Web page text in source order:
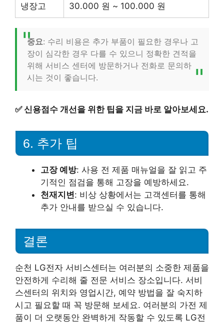
냉장고 30.000 원 ~ 100.000 원
중요: 수리 비용은 추가 부품이 필요한 경우나 고
장이 심각한 경우 다를 수 있으니 정확한 견적을
위해 서비스 센터에 방문하거나 전화로 문의하
시는 것이 좋습니다.
✅신용점수 개선을 위한 팁을 지금 바로 알아보세요.
6. 추가 팁
고장 예방: 사용 전 제품 매뉴얼을 잘 읽고 주
기적인 점검을 통해 고장을 예방하세요.
천재지변: 비상 상황에서는 고객센터를 통해
추가 안내를 받으실 수 있습니다.
결론
순천 LG전자 서비스센터는 여러분의 소중한 제품을
안전하게 수리해 줄 전문 서비스 장소입니다. 서비
스센터의 위치와 영업시간, 예약 방법을 잘 숙지하
시고 필요할 때 꼭 방문해 보세요. 여러분의 가전 제
품이 더 오랫동안 완벽하게 작동할 수 있도록 LG전